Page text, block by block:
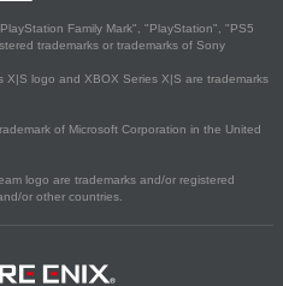
Family Mark", "PlayStation", "PS5
trademarks or trademarks of Sony
X|S logo and XBOX Series X|S are trademarks
of Microsoft Corporation in the United
logo are trademarks and/or registered
or other countries.